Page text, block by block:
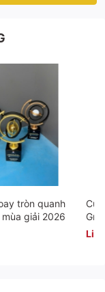
tròn quanh
giải 2026